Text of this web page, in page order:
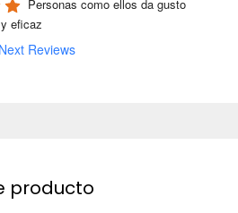
Personas como ellos da gusto
eficaz
Next Reviews
producto